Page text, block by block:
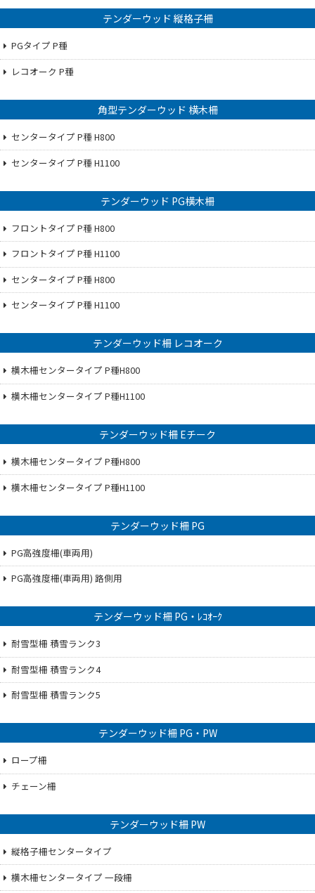
テンダーウッド 縦格子柵
PGタイプ P種
レコオーク P種
角型テンダーウッド 横木柵
センタータイプ P種 H800
センタータイプ P種 H1100
テンダーウッド PG横木柵
フロントタイプ P種 H800
フロントタイプ P種 H1100
センタータイプ P種 H800
センタータイプ P種 H1100
テンダーウッド柵 レコオーク
横木柵センタータイプ P種H800
横木柵センタータイプ P種H1100
テンダーウッド柵 Eチーク
横木柵センタータイプ P種H800
横木柵センタータイプ P種H1100
テンダーウッド柵 PG
PG高強度柵(車両用)
PG高強度柵(車両用) 路側用
テンダーウッド柵 PG・ﾚｺｵｰｸ
耐雪型柵 積雪ランク3
耐雪型柵 積雪ランク4
耐雪型柵 積雪ランク5
テンダーウッド柵 PG・PW
ロープ柵
チェーン柵
テンダーウッド柵 PW
縦格子柵センタータイプ
横木柵センタータイプ 一段柵